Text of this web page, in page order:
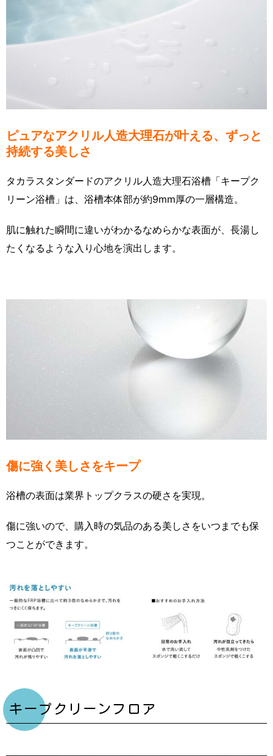
ピュアなアクリル人造大理石が叶える、ずっと
持続する美しさ
タカラスタンダードのアクリル人造大理石浴槽「キープク
リーン浴槽」は、浴槽本体部が約9mm厚の一層構造。
肌に触れた瞬間に違いがわかるなめらかな表面が、長湯し
たくなるような入り心地を演出します。
傷に強く美しさをキープ
浴槽の表面は業界トップクラスの硬さを実現。
傷に強いので、購入時の気品のある美しさをいつまでも保
つことができます。
キープクリーンフロア